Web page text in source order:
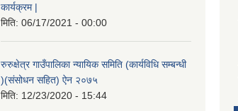
कार्यक्रम |
मिति: 06/17/2021 - 00:00
रुरुक्षेत्र गाउँपालिका न्यायिक समिति (कार्यविधि सम्बन्धी
)(संसोधन सहित) ऐन २०७५
मिति: 12/23/2020 - 15:44